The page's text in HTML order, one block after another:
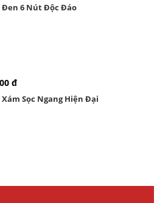
Đen 6 Nút Độc Đáo
đ
Sọc Ngang Hiện Đại